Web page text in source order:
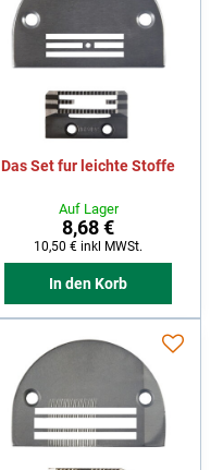
Das Set fur leichte Stoffe
Auf Lager
8,68 €
10,50 € inkl MWSt.
In den Korb